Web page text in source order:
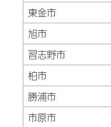
東金市
旭市
習志野市
柏市
勝浦市
市原市